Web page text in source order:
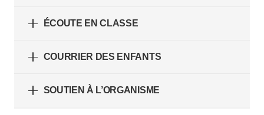
ÉCOUTE EN CLASSE
COURRIER DES ENFANTS
SOUTIEN À L’ORGANISME